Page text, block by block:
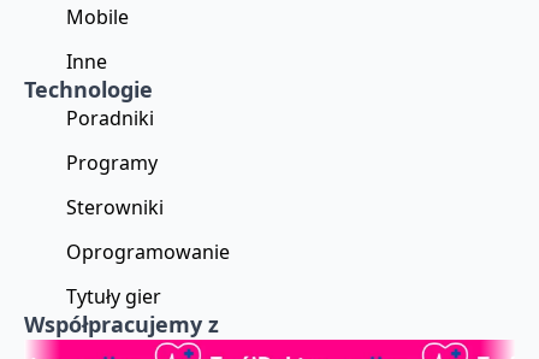
Mobile
Inne
Technologie
Poradniki
Programy
Sterowniki
Oprogramowanie
Tytuły gier
Współpracujemy z